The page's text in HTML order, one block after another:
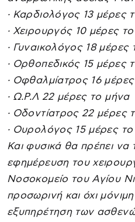
· Καρδιολόγος 13 μέρες
· Χειρουργός 10 μέρες
· Γυναικολόγος 18 μέρες
· Ορθοπεδικός 15 μέρες
· Οφθαλμίατρος 16
· Ω.Ρ.Λ 22 μέρες το μήνα
· Οδοντίατρος 22 μέρες
· Ουρολόγος 15 μέρες
Και φυσικά θα πρέπει
εφημέρευση του
Νοσοκομείο του Αγίου
προσωρινή και όχι
εξυπηρέτηση των